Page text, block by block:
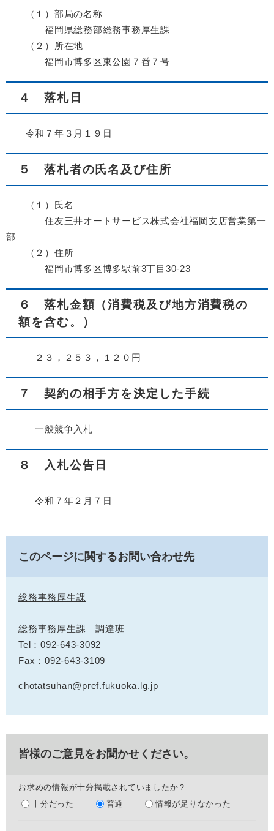
（１）部局の名称
福岡県総務部総務事務厚生課
（２）所在地
福岡市博多区東公園７番７号
４ 落札日
令和７年３月１９日
５ 落札者の氏名及び住所
（１）氏名
住友三井オートサービス株式会社福岡支店営業第一
部
（２）住所
福岡市博多区博多駅前3丁目30-23
６ 落札金額（消費税及び地方消費税の
額を含む。）
２３，２５３，１２０円
７ 契約の相手方を決定した手続
一般競争入札
８ 入札公告日
令和７年２月７日
このページに関するお問い合わせ先
総務事務厚生課
総務事務厚生課 調達班
Tel：092-643-3092
Fax：092-643-3109
chotatsuhan@pref.fukuoka.lg.jp
皆様のご意見をお聞かせください。
お求めの情報が十分掲載されていましたか？
十分だった
普通 情報が足りなかった